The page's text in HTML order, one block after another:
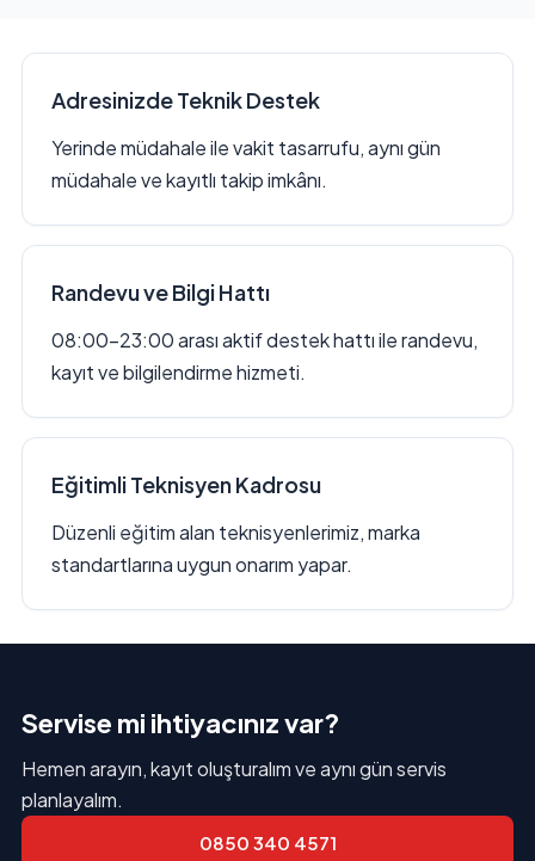
Adresinizde Teknik Destek
Yerinde müdahale ile vakit tasarrufu, aynı gün
müdahale ve kayıtlı takip imkânı.
Randevu ve Bilgi Hattı
08:00–23:00 arası aktif destek hattı ile randevu,
kayıt ve bilgilendirme hizmeti.
Eğitimli Teknisyen Kadrosu
Düzenli eğitim alan teknisyenlerimiz, marka
standartlarına uygun onarım yapar.
Servise mi ihtiyacınız var?
Hemen arayın, kayıt oluşturalım ve aynı gün servis
planlayalım.
0850 340 4571